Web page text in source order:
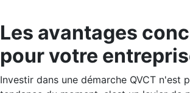
Les avantages
pour votre
Investir dans une démarche QVCT n'est